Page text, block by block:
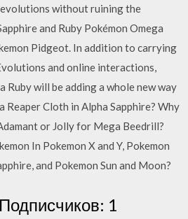
without ruining the
and Ruby Pokémon Omega
Pidgeot. In addition to carrying
and online interactions,
Ruby will be adding a whole new way
Cloth in Alpha Sapphire? Why
or Jolly for Mega Beedrill?
In Pokemon X and Y, Pokemon
and Pokemon Sun and Moon?
1